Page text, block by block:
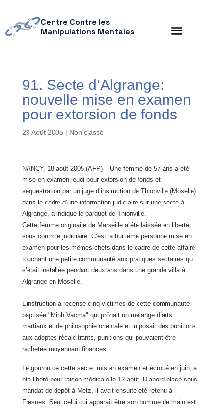
Centre Contre les
Manipulations Mentales
91. Secte d’Algrange:
nouvelle mise en examen
pour extorsion de fonds
29 Août 2005 | Non classé
NANCY, 18 août 2005 (AFP) – Une femme de 57 ans a été
mise en examen jeudi pour extorsion de fonds et
séquestration par un juge d’instruction de Thionville (Moselle)
dans le cadre d’une information judiciaire sur une secte à
Algrange, a indiqué le parquet de Thionville.
Cette femme originaire de Marseille a été laissée en liberté
sous contrôle judiciaire. C’est la huitième personne mise en
examen pour les mêmes chefs dans le cadre de cette affaire
touchant une petite communauté aux pratiques sectaires qui
s’était installée pendant deux ans dans une grande villa à
Algrange en Moselle.
L’instruction a recensé cinq victimes de cette communauté
baptisée "Minh Vacma" qui prônait un mélange d’arts
martiaux et de philosophie orientale et imposait des punitions
aux adeptes récalcitrants, punitions qui pouvaient être
rachetée moyennant finances.
Le gourou de cette secte, mis en examen et écroué en juin, a
été libéré pour raison médicale le 12 août. D’abord placé sous
mandat de dépôt à Metz, il avait ensuite été retenu à
Fresnes. Seul celui qui apparaît être son homme de main est